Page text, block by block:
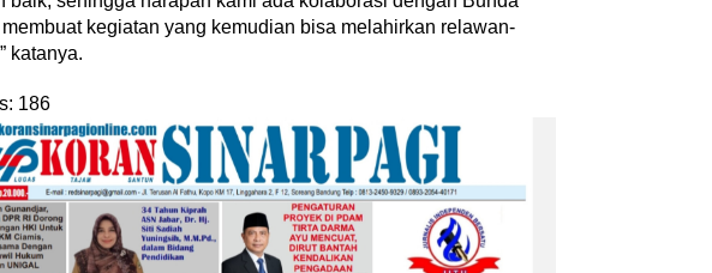
membuat kegiatan yang kemudian bisa melahirkan relawan-
katanya.
186
Menjadi Guru Inspiratif dan
Menyenangkan
Di Akademia, Opini/Artikel | 28 Juli 2026
‎Bupati Dony Dorong Dewan
Kebudayaan Jadi Penggerak
Implementasi Perda
…